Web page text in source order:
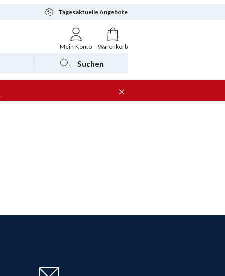
Tagesaktuelle Angebote
Mein Konto Warenkorb
Suchen